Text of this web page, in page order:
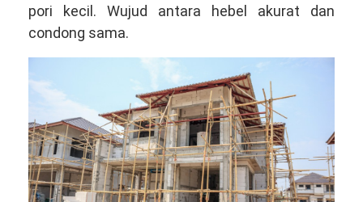
pori kecil. Wujud antara hebel akurat dan
condong sama.